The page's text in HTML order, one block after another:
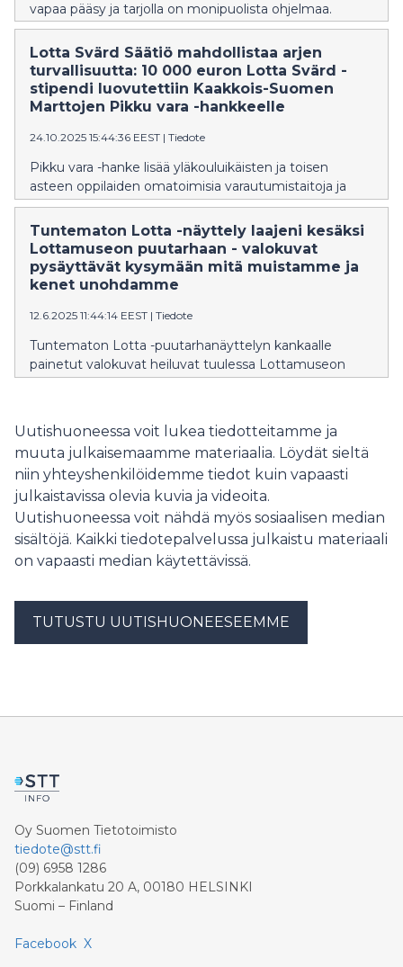
vapaa pääsy ja tarjolla on monipuolista ohjelmaa.
Lotta Svärd Säätiö mahdollistaa arjen
turvallisuutta: 10 000 euron Lotta Svärd -
stipendi luovutettiin Kaakkois-Suomen
Marttojen Pikku vara -hankkeelle
24.10.2025 15:44:36 EEST | Tiedote
Pikku vara -hanke lisää yläkouluikäisten ja toisen
asteen oppilaiden omatoimisia varautumistaitoja ja
henkistä kriisinkestävyyttä Kaakkois-Suomessa.
Tuntematon Lotta -näyttely laajeni kesäksi
Lottamuseon puutarhaan - valokuvat
pysäyttävät kysymään mitä muistamme ja
kenet unohdamme
12.6.2025 11:44:14 EEST | Tiedote
Tuntematon Lotta -puutarhanäyttelyn kankaalle
painetut valokuvat heiluvat tuulessa Lottamuseon
puutarhassa Tuusulassa kesän ajan.
Uutishuoneessa voit lukea tiedotteitamme ja
muuta julkaisemaamme materiaalia. Löydät sieltä
niin yhteyshenkilöidemme tiedot kuin vapaasti
julkaistavissa olevia kuvia ja videoita.
Uutishuoneessa voit nähdä myös sosiaalisen median
sisältöjä. Kaikki tiedotepalvelussa julkaistu materiaali
on vapaasti median käytettävissä.
TUTUSTU UUTISHUONEESEEMME
Oy Suomen Tietotoimisto
tiedote@stt.fi
(09) 6958 1286
Porkkalankatu 20 A, 00180 HELSINKI
Suomi – Finland
Facebook X